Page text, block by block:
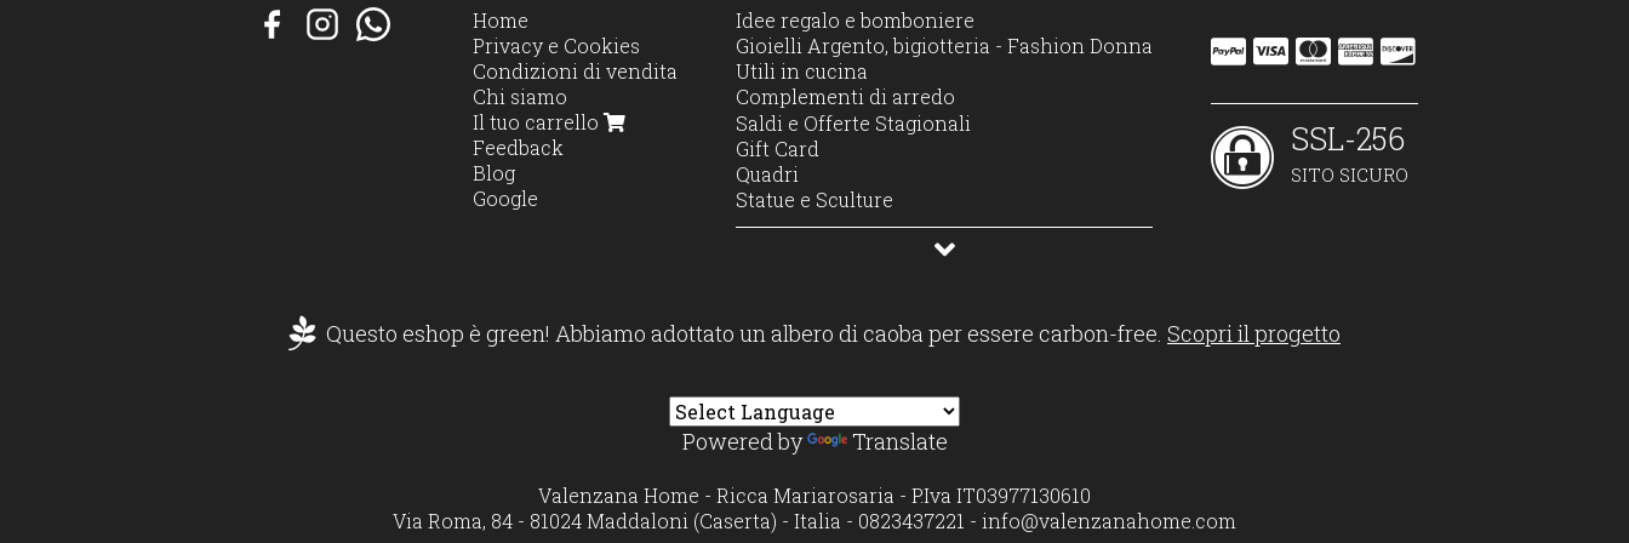
Home
Privacy e Cookies
Condizioni di vendita
Chi siamo
Il tuo carrello
Feedback
Blog
Google
Idee regalo e bomboniere
Gioielli Argento, bigiotteria - Fashion Donna
Utili in cucina
Complementi di arredo
Decorazione e Stile
Illuminazione e profumo
Accessori casa
Moda casa
Saldi e Offerte Stagionali
Gift Card
Quadri
Statue e Sculture
Profumatori diffusori e candele
SSL-256
SITO SICURO
Questo eshop è green! Abbiamo adottato un albero di caoba per essere carbon-free. Scopri il progetto
Powered by Translate
Valenzana Home - Ricca Mariarosaria - P.Iva IT03977130610
Via Roma, 84 - 81024 Maddaloni (Caserta) - Italia - 0823437221 - info@valenzanahome.com